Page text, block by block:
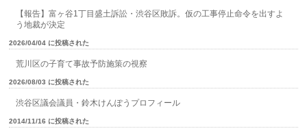
【報告】富ヶ谷1丁目盛土訴訟・渋谷区敗訴。仮の工事停止命令を出すよ
う地裁が決定
2026/04/04 に投稿された
荒川区の子育て事故予防施策の視察
2026/08/03 に投稿された
渋谷区議会議員・鈴木けんぽうプロフィール
2014/11/16 に投稿された